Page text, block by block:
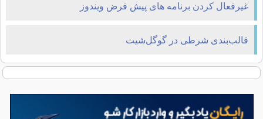
غیرفعال کردن برنامه های پیش فرض ویندوز
قالب‌بندی شرطی در گوگل‌شیت